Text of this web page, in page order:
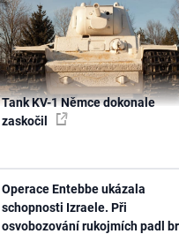
Tank KV-1 Němce dokonale
zaskočil
Operace Entebbe ukázala
schopnosti Izraele. Při
osvobozování rukojmích padl